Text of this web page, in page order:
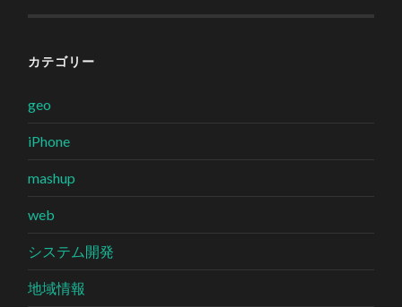
カテゴリー
geo
iPhone
mashup
web
システム開発
地域情報